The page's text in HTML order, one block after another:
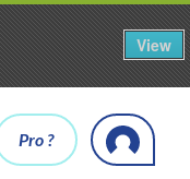
View
Pro ?